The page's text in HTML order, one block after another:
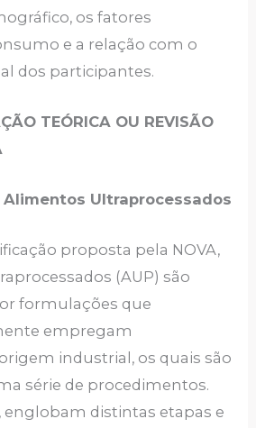
os fatores
e a relação com o
dos participantes.
TEÓRICA OU REVISÃO
Alimentos Ultraprocessados
proposta pela NOVA,
(AUP) são
formulações que
empregam
industrial, os quais são
série de procedimentos.
englobam distintas etapas e